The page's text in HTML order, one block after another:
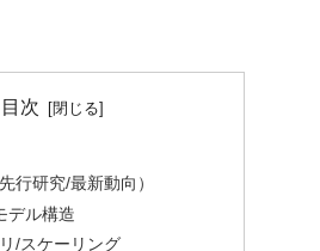
目次
行研究/最新動向）
デル構造
/スケーリング